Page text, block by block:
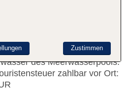
WLAN. Im Hotel
und ein Bistro. Außerdem
u.a. mit Buffet.
Pools für eine Auswahl an
Lass die Seele baumeln
des Meerwasserpools.
zahlbar vor Ort:
Zustimmen